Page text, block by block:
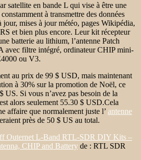
satellite en bande L qui vise à être une
à transmettre des données
jour, mises à jour météo, pages Wikipédia,
et bien plus encore. Leur kit récepteur
batterie au lithium, l’antenne Patch
avec filtre intégré, ordinateur CHIP mini-
ou V3.
au prix de 99 $ USD, mais maintenant
à 30% sur la promotion de Noël, ce
US. Si vous n’avez pas besoin de la
alors seulement 55.30 $ USD.Cela
affaire que normalement juste l’ antenne
près de 50 $ US au total.
Outernet L-Band RTL-SDR DIY Kits –
CHIP and Battery de : RTL SDR